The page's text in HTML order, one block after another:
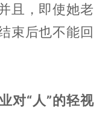
且，即使她老
束后也不能回
对“人”的轻视